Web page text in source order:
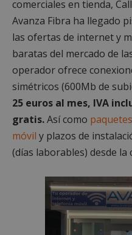
comerciales en tienda,
Avanza Fibra ha llegado
las ofertas de internet y
baratas del mercado de
operador ofrece
simétricos (600Mb de
25 euros al mes, IVA
gratis.Así como
móvil y plazos de
(días laborables) desde
preferencias
Cookies
Cookies
Cookies
Cookies
Cookies
Las cookies